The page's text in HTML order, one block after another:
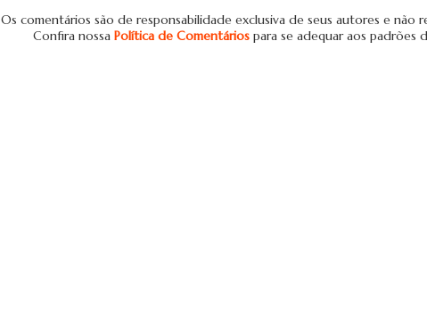
Os comentários são de responsabilidade exclusiva de seus autores e não
Confira nossa Política de Comentáriospara se adequar aos padrões